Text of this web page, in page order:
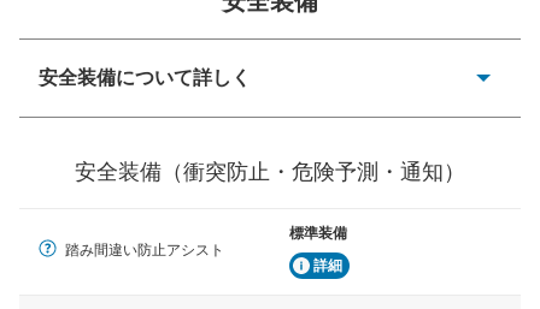
安全装備について詳しく
ーキアシスト、ABSなどが装備されています。
見えにくい場所に潜む危険を予測・通知するためのシス
テムなどが装備されています。
安全装備（衝突防止・危険予測・通知）
踏み間違い防止アシスト
標準装備
詳細